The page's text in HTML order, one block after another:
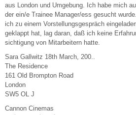
aus London und Umgebung. Ich habe mich
der ein/e Trainee Manager/ess gesucht
ich zu einem Vorstellungsgespräch
geklappt hat, lag daran, daß ich keine
sichtigung von Mitarbeitern hatte.
Sara Gallwitz 18th March, 200..
The Residence
161 Old Brompton Road
London
SW5 OL J
Cannon Cinemas